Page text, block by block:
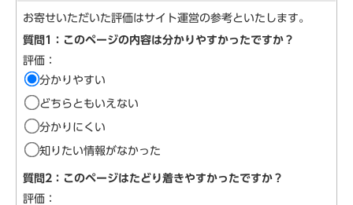
お寄せいただいた評価はサイト運営の参考といたします。
質問1：このページの内容は分かりやすかったですか？
評価：
分かりやすい
どちらともいえない
分かりにくい
知りたい情報がなかった
質問2：このページはたどり着きやすかったですか？
評価：